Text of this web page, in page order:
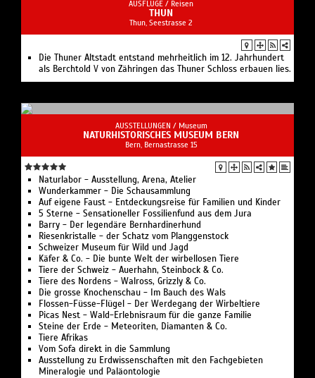
AUSFLÜGE / Reisen
THUN
Thun, Seestrasse 2
Die Thuner Altstadt entstand mehrheitlich im 12. Jahrhundert
als Berchtold V von Zähringen das Thuner Schloss erbauen lies.
AUSSTELLUNGEN / Museum
NATURHISTORISCHES MUSEUM BERN
Bern, Bernastrasse 15
Naturlabor - Ausstellung, Arena, Atelier
Wunderkammer - Die Schausammlung
Auf eigene Faust - Entdeckungsreise für Familien und Kinder
5 Sterne - Sensationeller Fossilienfund aus dem Jura
Barry - Der legendäre Bernhardinerhund
Riesenkristalle - der Schatz vom Planggenstock
Schweizer Museum für Wild und Jagd
Käfer & Co. - Die bunte Welt der wirbellosen Tiere
Tiere der Schweiz - Auerhahn, Steinbock & Co.
Tiere des Nordens - Walross, Grizzly & Co.
Die grosse Knochenschau - Im Bauch des Wals
Flossen-Füsse-Flügel - Der Werdegang der Wirbeltiere
Picas Nest - Wald-Erlebnisraum für die ganze Familie
Steine der Erde - Meteoriten, Diamanten & Co.
Tiere Afrikas
Vom Sofa direkt in die Sammlung
Ausstellung zu Erdwissenschaften mit den Fachgebieten
Mineralogie und Paläontologie